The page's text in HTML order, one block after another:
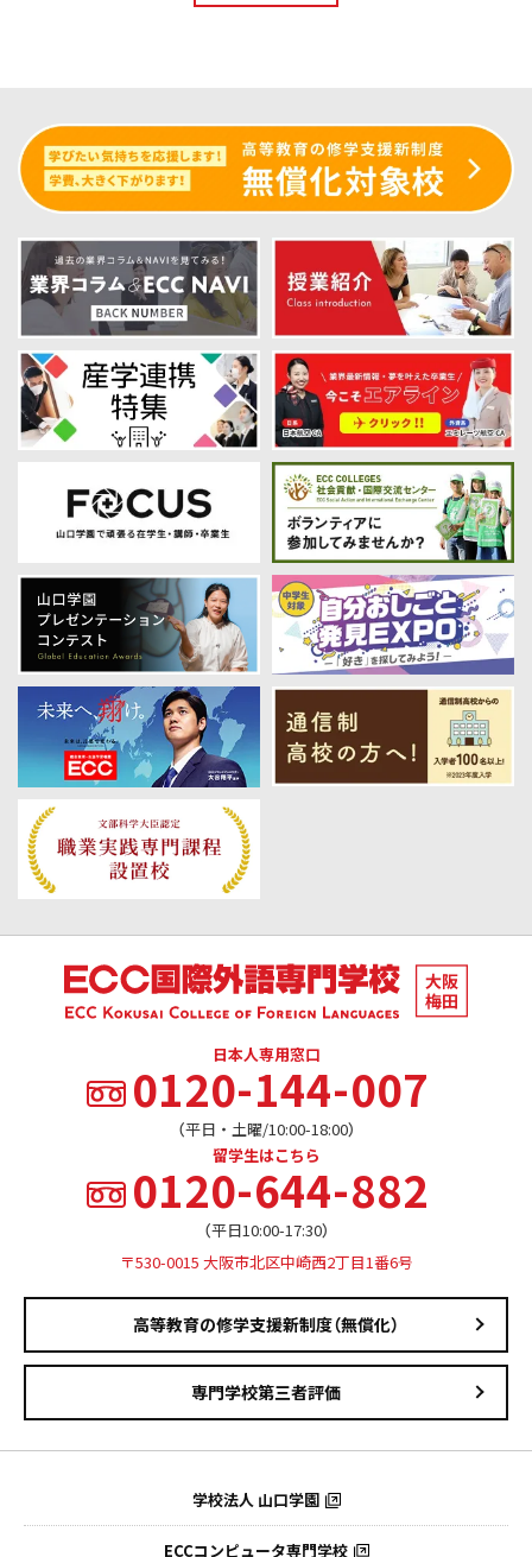
日本人専用窓口
0120-144-007
（平日・土曜/10:00-18:00）
留学生はこちら
0120-644-882
（平日10:00-17:30）
〒530-0015 大阪市北区中崎西2丁目1番6号
高等教育の修学支援新制度（無償化）
専門学校第三者評価
学校法人 山口学園
ECCコンピュータ専門学校